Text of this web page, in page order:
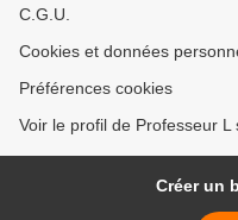
C.G.U.
Cookies et données
Préférences cookies
Voir le profil de Professeur
Créer un